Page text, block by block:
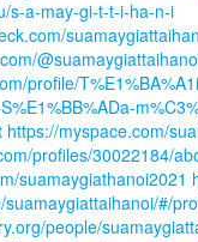
s-a-may-gi-t-t-i-ha-n-i
profile/
https://myspace.com/
profiles/30022184/
suamaygiathanoi2021
#/
people/